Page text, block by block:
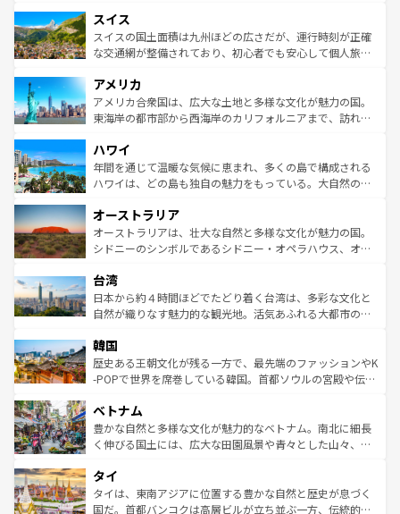
れる地方に足を運ぶとそれぞれで全く異なる文化を体験で
きるだろう。 なお、新着のフランス情報はコンテンツ一覧
を参照してほしい。
は、お酒好きな人にはぜひ体験してほしい。 なお、新着の
ドイツ情報はコンテンツ一覧を参照してほしい。
リアごとに異なる魅力がある。また、優雅なアフタヌーン
ティー、ビール好きにはたまらない英国パブ、サッカー観
戦など、本場だからこそできる体験も豊富。イギリスを旅
ンツ一覧を参照してほしい。
スイス
スイスの国土面積は九州ほどの広さだが、運行時刻が正確
な交通網が整備されており、初心者でも安心して個人旅行
の建物がそのまま残る町や、スイスならではのユニークな
博物館もあり、アルプス観光だけでなく町歩きも満喫する
ことができる。国民の所得が高いため物価も高いが、旅行
ば市内交通費無料で観光を楽しむこともできる。 なお、新
着のスイス情報はコンテンツ一覧 を参照してほしい。
アメリカ
アメリカ合衆国は、広大な土地と多様な文化が魅力の国。
東海岸の都市部から西海岸のカリフォルニアまで、訪れる
のような巨大都市は、観光、ショッピング、エンターテイ
ンメントが詰まった刺激的なスポットだ。一方、アメリカ
西部には大自然が広がり、グランドキャニオンやイエロー
部のニューオーリンズでは、音楽と美食が融合した独特の
文化が魅力。旅行者はアメリカの各地域で異なる魅力を楽
しみながら、その多様性と豊かな歴史を感じることができ
ならではの贅沢な旅のスタイルだ。 なお、新着のアメリカ
情報はコンテンツ一覧を参照してほしい。
ハワイ
年間を通じて温暖な気候に恵まれ、多くの島で構成される
ハワイは、どの島も独自の魅力をもっている。大自然の神
ワイ島は見逃せない。また、定番の観光地といえばオアフ
島だが、静かな自然を求めるならマウイ島やカウアイ島が
おすすめ。エメラルドグリーンに輝く海をはじめ、豊かな
れるおもてなしの心で訪れる人々を迎えてくれるハワイの
人々、おいしいローカルフードやハワイアンミュージッ
ク、伝統的なフラダンスなど、すべてがハワイの魅力を彩
ワイを、存分に味わってほしい。 なお、新着のハワイ情報
はコンテンツ一覧を参照してほしい。
オーストラリア
オーストラリアは、壮大な自然と多様な文化が魅力の国。
シドニーのシンボルであるシドニー・オペラハウス、オー
リアリーフや大陸中央部にそびえるウルル（エアーズロッ
ク）、タスマニアの美しい原生林やケアンズの熱帯雨林な
ど、見どころがたくさん。また、カフェやワイン、オージ
いる。アクティビティも充実しており、サーフィンやダイ
ビング、ハイキングなど、アウトドア好きにはたまらな
い。オーストラリアの多彩な魅力を存分に味わいつくそ
参照してほしい。
台湾
日本から約４時間ほどでたどり着く台湾は、多彩な文化と
自然が織りなす魅力的な観光地。活気あふれる大都市の台
ン）、静ひつな山岳地帯である台湾東部など、都市の喧騒
と山間の静けさが共存しており、訪れる人に新しい発見と
驚きをもたらしてくれる。また、奥深い台湾の食文化も魅
容にもいいと評判のスイーツなど、バラエティ豊かな料理
が味わえる。 なお、新着の台湾情報は コンテンツ一覧を参
照してほしい。
韓国
歴史ある王朝文化が残る一方で、最先端のファッションやK
-POPで世界を席巻している韓国。首都ソウルの宮殿や伝統
き、地方に足を延ばせば四季折々の自然美を楽しむことが
できる。そして、キムチや焼肉、絶品のストリートフード
まで、さまざまな韓国料理が待っている。夜には、韓国な
リティに包まれながら、韓国の多彩な魅力を心ゆくまで味
わってみてほしい。 なお、新着の韓国情報はコンテンツ一
覧を参照してほしい。
ベトナム
豊かな自然と多様な文化が魅力的なベトナム。南北に細長
く伸びる国土には、広大な田園風景や青々とした山々、世
急速な発展と共に伝統が息づく。ハノイの古い町並みやホ
ーチミン市のフランス統治時代の建物も、独特の雰囲気を
醸し出している。また、バラエティの豊かさとおいしさで
タイ
タイは、東南アジアに位置する豊かな自然と歴史が息づく
国だ。首都バンコクは高層ビルが立ち並ぶ一方、伝統的な